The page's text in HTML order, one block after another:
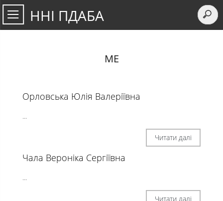
ННІ ПДАБА
МЕ
Орловська Юлія Валеріївна
...
Читати далі
Чала Вероніка Сергіївна
...
Читати далі